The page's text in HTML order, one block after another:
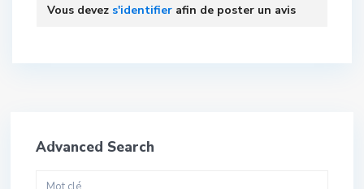
Vous devez s'identifier afin de poster un avis
Advanced Search